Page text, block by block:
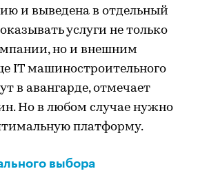
и выведена в отдельный
услуги не только
но и внешним
IT машиностроительного
в авангарде, отмечает
Но в любом случае нужно
платформу.
выбора